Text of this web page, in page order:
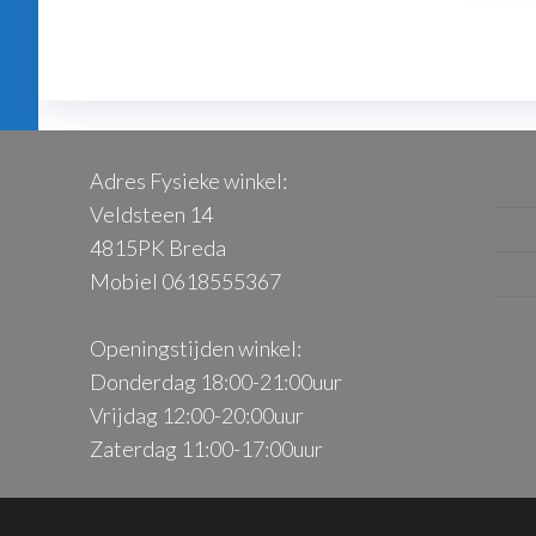
Adres Fysieke winkel:
Veldsteen 14
4815PK Breda
Mobiel 0618555367
Openingstijden winkel:
Donderdag 18:00-21:00uur
Vrijdag 12:00-20:00uur
Zaterdag 11:00-17:00uur